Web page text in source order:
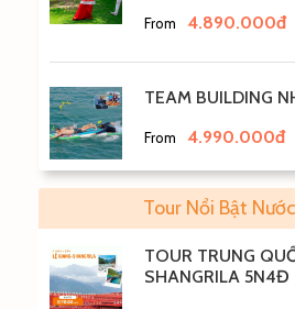
From 4.890.000đ
TEAM BUILDING
From 4.990.000đ
Tour Nổi Bật
TOUR TRUNG
SHANGRILA 5N4Đ